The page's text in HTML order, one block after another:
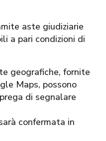
aste giudiziarie
a pari condizioni di
geografiche, fornite
Maps, possono
di segnalare
confermata in